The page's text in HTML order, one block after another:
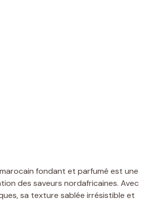
fondant et parfumé est une
des saveurs nordafricaines. Avec
sa texture sablée irrésistible et